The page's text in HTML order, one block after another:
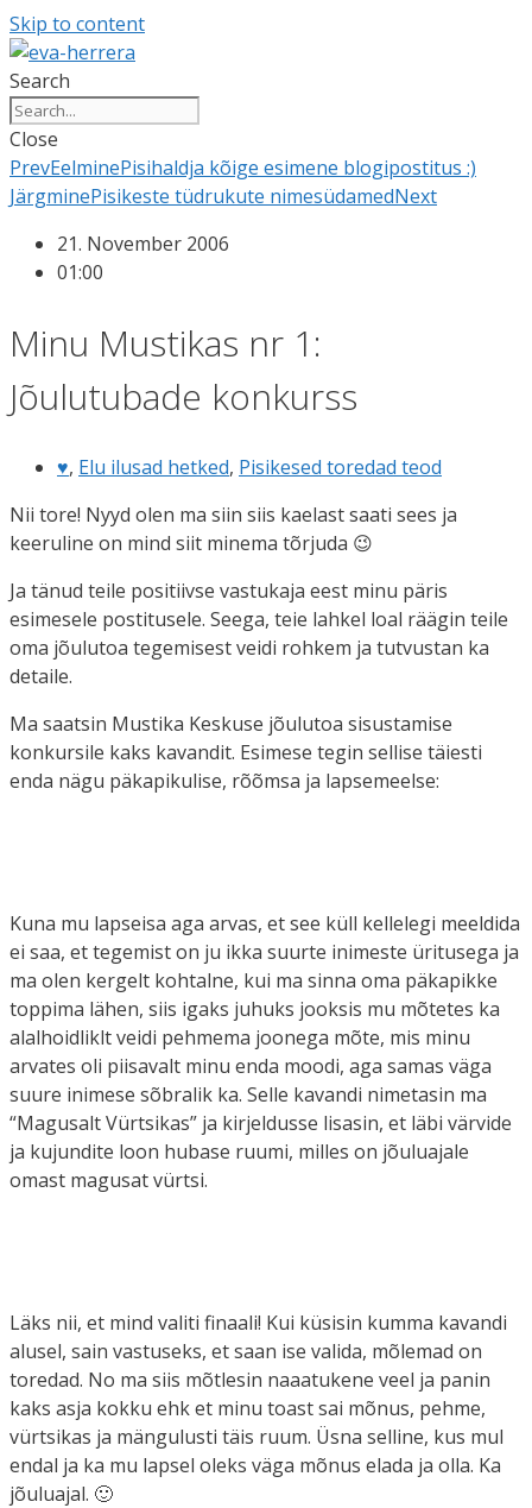
Skip to content
Search
Close
PrevEelminePisihaldja kõige esimene blogipostitus :)
JärgminePisikeste tüdrukute nimesüdamedNext
21. November 2006
01:00
Minu Mustikas nr 1:
Jõulutubade konkurss
♥, Elu ilusad hetked, Pisikesed toredad teod
Nii tore! Nyyd olen ma siin siis kaelast saati sees ja
keeruline on mind siit minema tõrjuda 😉
Ja tänud teile positiivse vastukaja eest minu päris
esimesele postitusele. Seega, teie lahkel loal räägin teile
oma jõulutoa tegemisest veidi rohkem ja tutvustan ka
detaile.
Ma saatsin Mustika Keskuse jõulutoa sisustamise
konkursile kaks kavandit. Esimese tegin sellise täiesti
enda nägu päkapikulise, rõõmsa ja lapsemeelse:
Kuna mu lapseisa aga arvas, et see küll kellelegi meeldida
ei saa, et tegemist on ju ikka suurte inimeste üritusega ja
ma olen kergelt kohtalne, kui ma sinna oma päkapikke
toppima lähen, siis igaks juhuks jooksis mu mõtetes ka
alalhoidliklt veidi pehmema joonega mõte, mis minu
arvates oli piisavalt minu enda moodi, aga samas väga
suure inimese sõbralik ka. Selle kavandi nimetasin ma
“Magusalt Vürtsikas” ja kirjeldusse lisasin, et läbi värvide
ja kujundite loon hubase ruumi, milles on jõuluajale
omast magusat vürtsi.
Läks nii, et mind valiti finaali! Kui küsisin kumma kavandi
alusel, sain vastuseks, et saan ise valida, mõlemad on
toredad. No ma siis mõtlesin naaatukene veel ja panin
kaks asja kokku ehk et minu toast sai mõnus, pehme,
vürtsikas ja mängulusti täis ruum. Üsna selline, kus mul
endal ja ka mu lapsel oleks väga mõnus elada ja olla. Ka
jõuluajal. 🙂